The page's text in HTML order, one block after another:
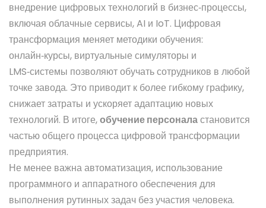
внедрение цифровых технологий в бизнес‑процессы,
включая облачные сервисы, AI и IoT. Цифровая
трансформация меняет методики обучения:
онлайн‑курсы, виртуальные симуляторы и
LMS‑системы позволяют обучать сотрудников в любой
точке завода. Это приводит к более гибкому графику,
снижает затраты и ускоряет адаптацию новых
технологий. В итоге,обучение персоналастановится
частью общего процесса цифровой трансформации
предприятия.
Не менее важнаавтоматизация, использование
программного и аппаратного обеспечения для
выполнения рутинных задач без участия человека.